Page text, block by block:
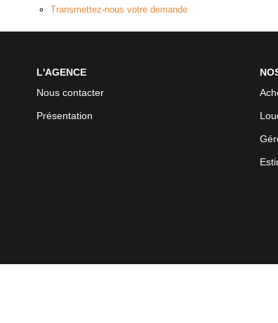
Transmettez-nous votre demande
L'AGENCE
Nous contacter
Présentation